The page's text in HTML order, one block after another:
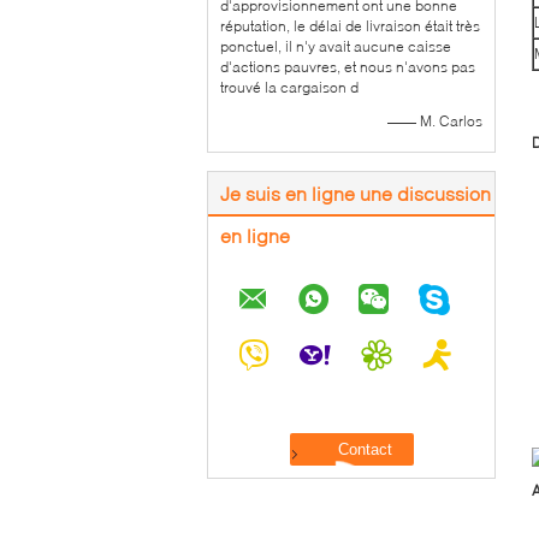
d'approvisionnement ont une bonne
réputation, le délai de livraison était très
ponctuel, il n'y avait aucune caisse
d'actions pauvres, et nous n'avons pas
trouvé la cargaison d
—— M. Carlos
Je suis en ligne une discussion
en ligne